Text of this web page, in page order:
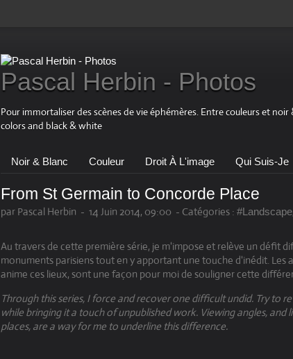
Pascal Herbin - Photos
Pour immortaliser des scènes de vie éphémères. Entre couleurs et
colors and black & white
Noir & Blanc Couleur Droit À L'image Qui Suis-Je
From St Germain to Concorde Place
par Pascal Herbin - 14 Juin 2014, 09:00 - Catégories : #Landscape
Au travers de cette première série, je m'impose et relève un défit
monuments parisiens tout en y apportant une touche d'inédit. Les
anime ces lieux, sont une façon pour moi de souligner cette
Through this series, I force and recover one difficult undid. Try to
while bringing it a touch of unpublished work. Viewing angles, and
places, are a way for me to underline this difference.